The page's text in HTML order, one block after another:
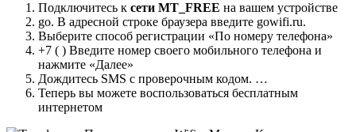
Подключитесь к сети MT_FREE на вашем устройстве
go. В адресной строке браузера введите gowifi.ru.
Выберите способ регистрации «По номеру телефона»
+7 ( ) Введите номер своего мобильного телефона и
нажмите «Далее»
Дождитесь SMS с проверочным кодом. …
Теперь вы можете воспользоваться бесплатным
интернетом